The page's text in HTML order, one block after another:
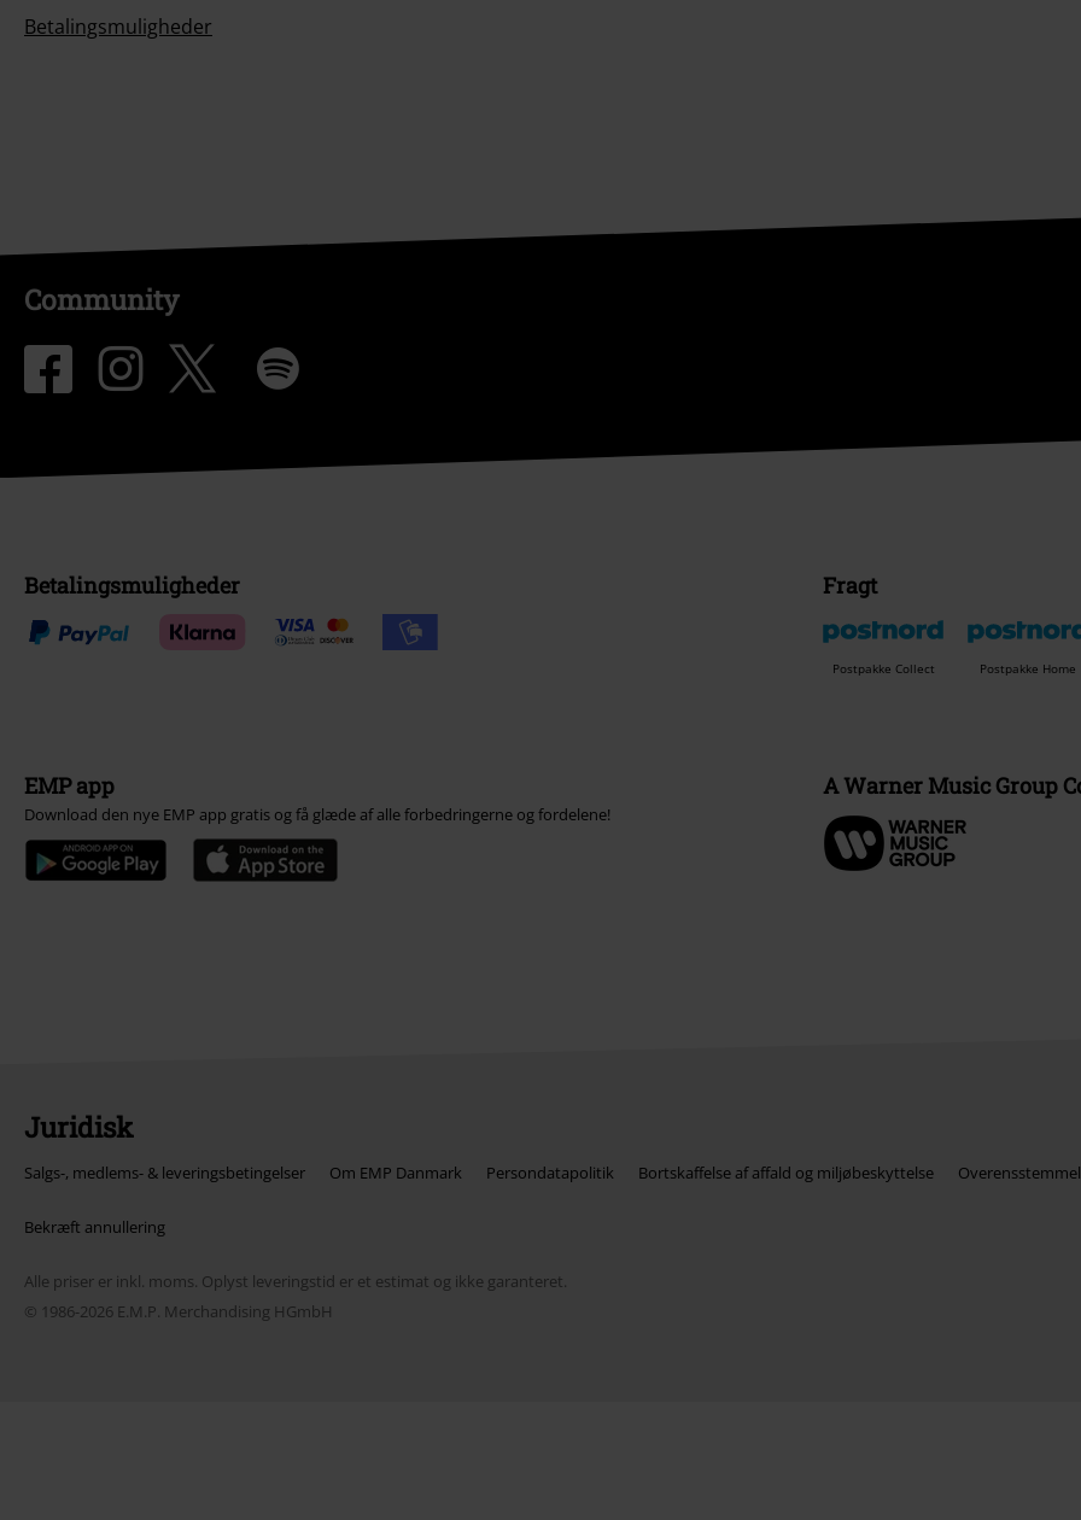
Betalingsmuligheder
Community
Betalingsmuligheder Fragt
Postpakke Collect Postpakke Home
EMP app
Download den nye EMP app gratis og få glæde af alle forbedringerne og fordelene!
A Warner Music Group
Juridisk
Salgs-, medlems- & leveringsbetingelser Om EMP Danmark Persondatapolitik Bortskaffelse af affald og miljøbeskyttelse
Bekræft annullering
Alle priser er inkl. moms. Oplyst leveringstid er et estimat og ikke garanteret.
© 1986-2026 E.M.P. Merchandising HGmbH